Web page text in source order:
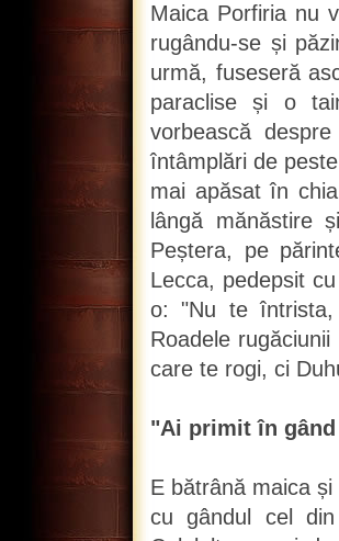
Maica Porfiria nu
rugându-se și
urmă, fuseseră
paraclise și o
vorbească
întâmplări de
mai apăsat în
lângă mănăstire
Peștera, pe
Lecca, pedepsit
o: "Nu te întrista,
Roadele
care te rogi, ci
"Ai primit în
E bătrână maica
cu gândul cel